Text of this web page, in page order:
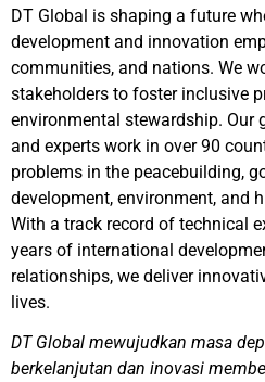
DT Global is shaping a future
development and innovation
communities, and nations. We
stakeholders to foster inclusive
environmental stewardship.
and experts work in over 90
problems in the peacebuilding,
development, environment, and
With a track record of technical
years of international
relationships, we deliver
lives.
DT Global mewujudkan masa
berkelanjutan dan inovasi